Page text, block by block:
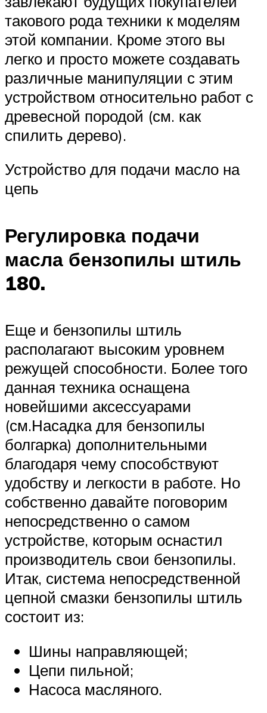
такового рода техники к моделям
этой компании. Кроме этого вы
легко и просто можете создавать
различные манипуляции с этим
устройством относительно работ с
древесной породой (см. как
спилить дерево).
Устройство для подачи масло на
цепь
Регулировка подачи
масла бензопилы штиль
180.
Еще и бензопилы штиль
располагают высоким уровнем
режущей способности. Более того
данная техника оснащена
новейшими аксессуарами
(см.Насадка для бензопилы
болгарка) дополнительными
благодаря чему способствуют
удобству и легкости в работе. Но
собственно давайте поговорим
непосредственно о самом
устройстве, которым оснастил
производитель свои бензопилы.
Итак, система непосредственной
цепной смазки бензопилы штиль
состоит из:
Шины направляющей;
Цепи пильной;
Насоса масляного.